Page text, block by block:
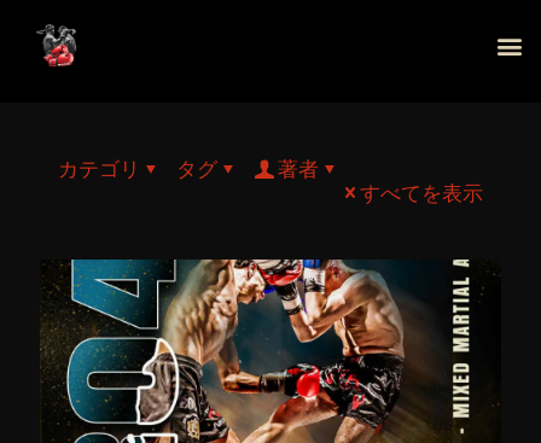
カテゴリ タグ
著者
すべてを表示